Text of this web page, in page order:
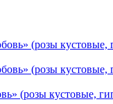
(розы кустовые,